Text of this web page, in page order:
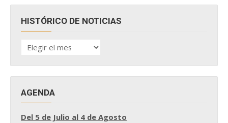
HISTÓRICO DE NOTICIAS
HISTÓRICO
DE
AGENDA
Del 5 de Julio al 4 de Agosto